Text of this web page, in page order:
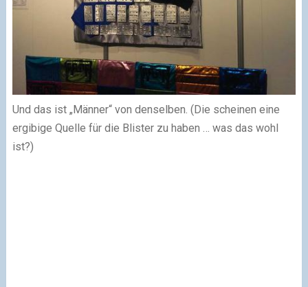
Und das ist „Männer“ von denselben. (Die scheinen eine
ergibige Quelle für die Blister zu haben … was das wohl
ist?)